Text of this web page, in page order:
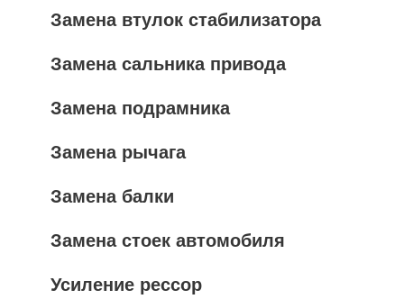
Замена втулок стабилизатора
Замена сальника привода
Замена подрамника
Замена рычага
Замена балки
Замена стоек автомобиля
Усиление рессор